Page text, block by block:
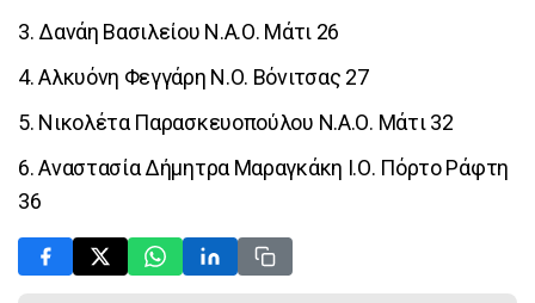
3. Δανάη Βασιλείου Ν.Α.Ο. Μάτι 26
4. Αλκυόνη Φεγγάρη Ν.Ο. Βόνιτσας 27
5. Νικολέτα Παρασκευοπούλου Ν.Α.Ο. Μάτι 32
6. Αναστασία Δήμητρα Μαραγκάκη Ι.Ο. Πόρτο Ράφτη
36